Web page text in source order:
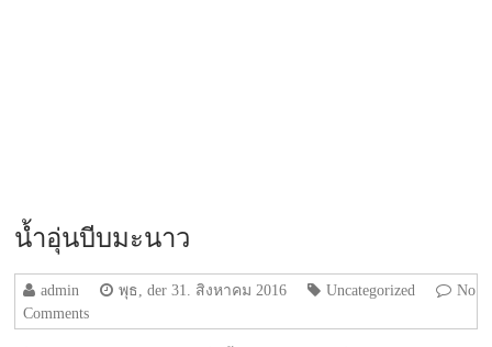
น้ำอุ่นบีบมะนาว
admin พุธ, der 31. สิงหาคม 2016 Uncategorized
No
Comments